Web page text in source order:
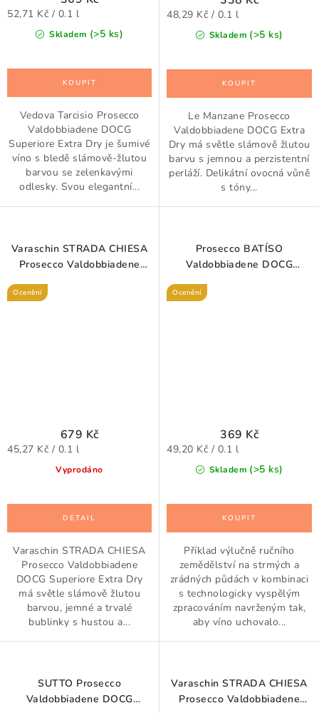
Skladem (>5 ks)
Měrná
52,71 Kč / 0.1 l
Vedova Tarcisio Prosecco
Valdobbiadene DOCG
Superiore Extra Dry je šumivé
víno s bledě slámově-žlutou
barvou se zelenkavými
odlesky. Svou elegantní...
Skladem (>5 ks)
Měrná
48,29 Kč / 0.1 l
Le Manzane Prosecco
Valdobbiadene DOCG Extra
Dry má světle slámově žlutou
barvu s jemnou a perzistentní
perláží. Delikátní ovocná vůně
s tóny...
Varaschin STRADA CHIESA
Prosecco Valdobbiadene
Ocenění
Vyprodáno
679 Kč
Měrná
45,27 Kč / 0.1 l
Varaschin STRADA CHIESA
Prosecco Valdobbiadene
DOCG Superiore Extra Dry
má světle slámově žlutou
barvou, jemné a trvalé
bublinky s hustou a...
Prosecco BATÍSO
Valdobbiadene DOCG
Ocenění
Skladem (>5 ks)
369 Kč
Měrná
49,20 Kč / 0.1 l
Příklad výlučně ručního
zemědělství na strmých a
zrádných půdách v kombinaci
s technologicky vyspělým
zpracováním navrženým tak,
aby víno uchovalo...
SUTTO Prosecco
Valdobbiadene DOCG
Varaschin STRADA CHIESA
Prosecco Valdobbiadene